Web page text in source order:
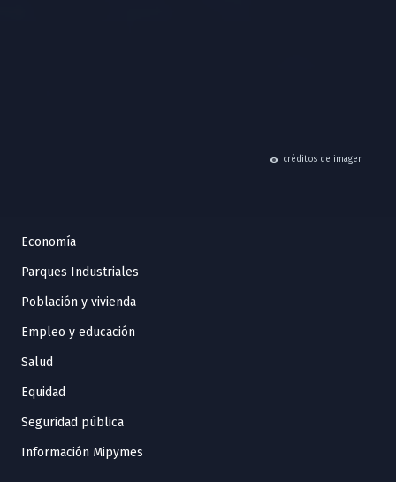
hide
créditos de imagen
Economía
Parques Industriales
Población y vivienda
Empleo y educación
Salud
Equidad
Seguridad pública
Información Mipymes